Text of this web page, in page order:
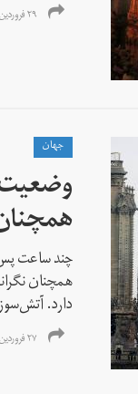
۲۹ فروردین ۱۳۹۸
جهان
چند ساعت
همچنان
دارد.
۲۷ فروردین ۱۳۹۸